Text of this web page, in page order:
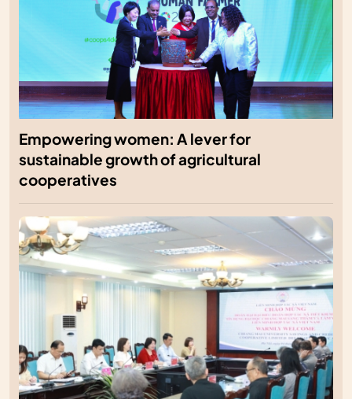
Empowering women: A lever for
sustainable growth of agricultural
cooperatives